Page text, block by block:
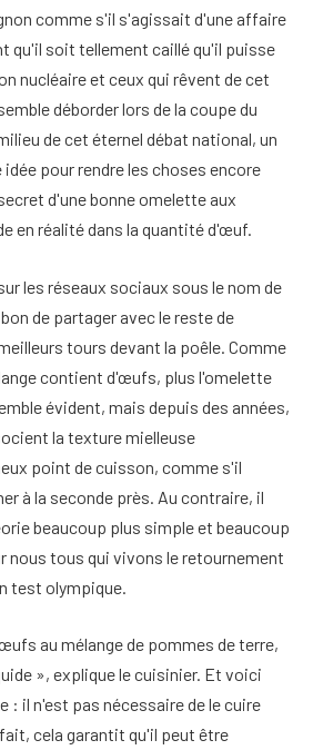
comme s'il s'agissait d'une affaire
qu'il soit tellement caillé qu'il puisse
nucléaire et ceux qui rêvent de cet
déborder lors de la coupe du
de cet éternel débat national, un
pour rendre les choses encore
d'une bonne omelette aux
en réalité dans la quantité d'œuf.
les réseaux sociaux sous le nom de
de partager avec le reste de
tours devant la poêle. Comme
contient d'œufs, plus l'omelette
évident, mais depuis des années,
la texture mielleuse
point de cuisson, comme s'il
à la seconde près. Au contraire, il
beaucoup plus simple et beaucoup
nous tous qui vivons le retournement
test olympique.
au mélange de pommes de terre,
», explique le cuisinier. Et voici
: il n'est pas nécessaire de le cuire
cela garantit qu'il peut être